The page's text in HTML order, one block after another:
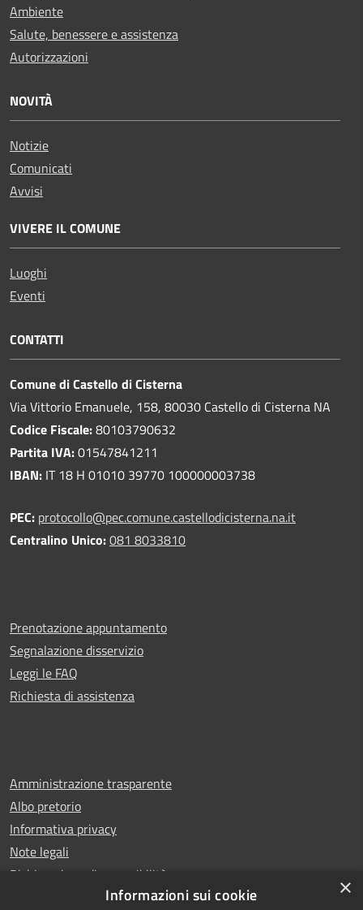
Ambiente
Salute, benessere e assistenza
Autorizzazioni
NOVITÀ
Notizie
Comunicati
Avvisi
VIVERE IL COMUNE
Luoghi
Eventi
CONTATTI
Comune di Castello di Cisterna
Via Vittorio Emanuele, 158, 80030 Castello di Cisterna NA
Codice Fiscale:80103790632
Partita IVA:01547841211
IBAN: IT 18 H 01010 39770 100000003738
PEC: protocollo@pec.comune.castellodicisterna.na.it
Centralino Unico:081 8033810
Prenotazione appuntamento
Segnalazione disservizio
Leggi le FAQ
Richiesta di assistenza
Amministrazione trasparente
Albo pretorio
Informativa privacy
Note legali
Dichiarazione di accessibilità
×
Informazioni sui cookie